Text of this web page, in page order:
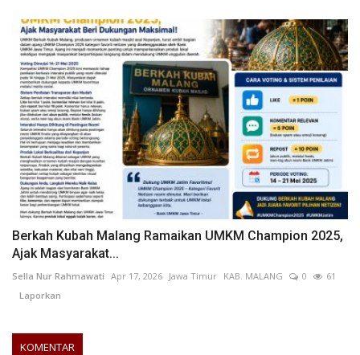
Berkah Kubah Malang Ramaikan UMKM Champion 2025,
Ajak Masyarakat...
Sella Nur Rahmawati Apr 17, 2026 Jawa Timur KAB. MALANG 0
61
Laporkan
KOMENTAR